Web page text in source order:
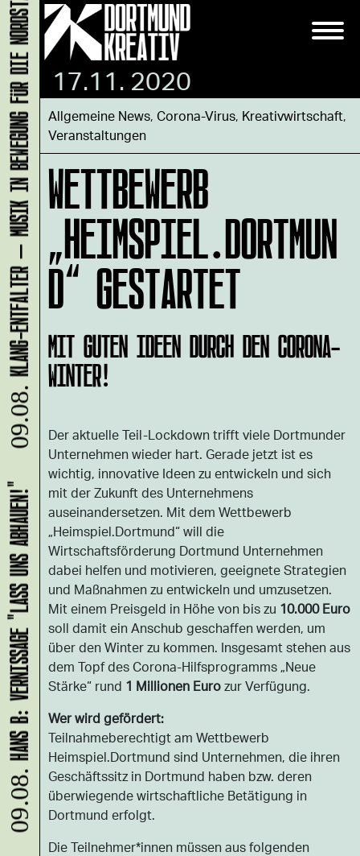
17.11. 2020
Allgemeine News, Corona-Virus, Kreativwirtschaft,
Veranstaltungen
WETTBEWERB
„HEIMSPIEL.DORTMUN
D“ GESTARTET
MIT GUTEN IDEEN DURCH DEN CORONA-
WINTER!
Der aktuelle Teil-Lockdown trifft viele Dortmunder
Unternehmen wieder hart. Gerade jetzt ist es
wichtig, innovative Ideen zu entwickeln und sich
mit der Zukunft des Unternehmens
auseinandersetzen. Mit dem Wettbewerb
„Heimspiel.Dortmund“ will die
Wirtschaftsförderung Dortmund Unternehmen
dabei helfen und motivieren, geeignete Strategien
und Maßnahmen zu entwickeln und umzusetzen.
Mit einem Preisgeld in Höhe von bis zu 10.000 Euro
soll damit ein Anschub geschaffen werden, um
über den Winter zu kommen. Insgesamt stehen aus
dem Topf des Corona-Hilfsprogramms „Neue
Stärke“ rund 1 Millionen Eurozur Verfügung.
Wer wird gefördert:
Teilnahmeberechtigt am Wettbewerb
Heimspiel.Dortmund sind Unternehmen, die ihren
Geschäftssitz in Dortmund haben bzw. deren
überwiegende wirtschaftliche Betätigung in
Dortmund erfolgt.
Die Teilnehmer*innen müssen aus folgenden
09.08.
HANS B: VERNISSAGE "LASS UNS ABHAUEN!"
09.08.
KLANG-ENTFALTER – MUSIK IN BEWEGUNG FÜR DIE NORDSTADT